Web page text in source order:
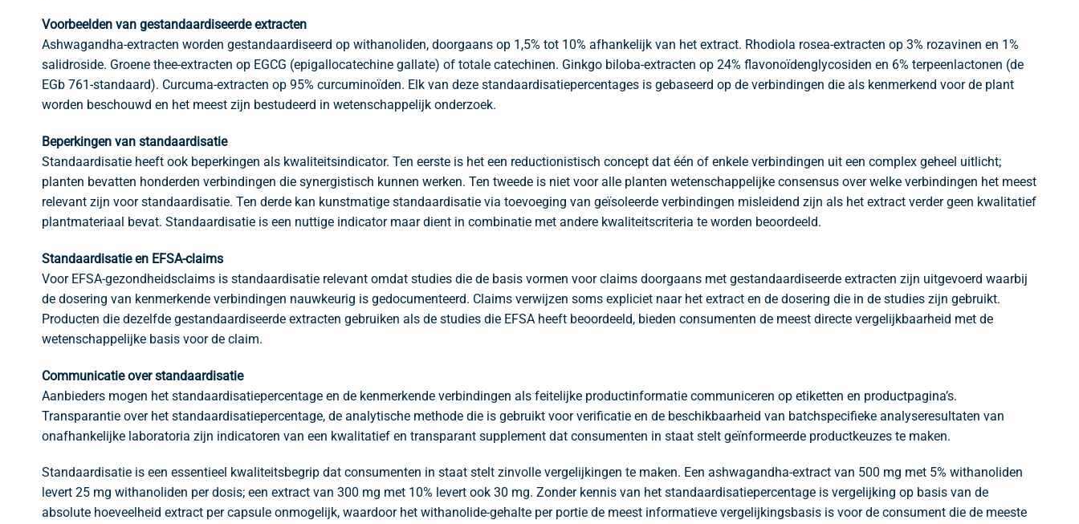
Voorbeelden van gestandaardiseerde extracten
Ashwagandha-extracten worden gestandaardiseerd op withanoliden, doorgaans op 1,5% tot 10% afhankelijk van het extract. Rhodiola rosea-extracten op 3% rozavinen en 1%
salidroside. Groene thee-extracten op EGCG (epigallocatechine gallate) of totale catechinen. Ginkgo biloba-extracten op 24% flavonoïdenglycosiden en 6% terpeenlactonen (de
EGb 761-standaard). Curcuma-extracten op 95% curcuminoïden. Elk van deze standaardisatiepercentages is gebaseerd op de verbindingen die als kenmerkend voor de plant
worden beschouwd en het meest zijn bestudeerd in wetenschappelijk onderzoek.
Beperkingen van standaardisatie
Standaardisatie heeft ook beperkingen als kwaliteitsindicator. Ten eerste is het een reductionistisch concept dat één of enkele verbindingen uit een complex geheel uitlicht;
planten bevatten honderden verbindingen die synergistisch kunnen werken. Ten tweede is niet voor alle planten wetenschappelijke consensus over welke verbindingen het meest
relevant zijn voor standaardisatie. Ten derde kan kunstmatige standaardisatie via toevoeging van geïsoleerde verbindingen misleidend zijn als het extract verder geen kwalitatief
plantmateriaal bevat. Standaardisatie is een nuttige indicator maar dient in combinatie met andere kwaliteitscriteria te worden beoordeeld.
Standaardisatie en EFSA-claims
Voor EFSA-gezondheidsclaims is standaardisatie relevant omdat studies die de basis vormen voor claims doorgaans met gestandaardiseerde extracten zijn uitgevoerd waarbij
de dosering van kenmerkende verbindingen nauwkeurig is gedocumenteerd. Claims verwijzen soms expliciet naar het extract en de dosering die in de studies zijn gebruikt.
Producten die dezelfde gestandaardiseerde extracten gebruiken als de studies die EFSA heeft beoordeeld, bieden consumenten de meest directe vergelijkbaarheid met de
wetenschappelijke basis voor de claim.
Communicatie over standaardisatie
Aanbieders mogen het standaardisatiepercentage en de kenmerkende verbindingen als feitelijke productinformatie communiceren op etiketten en productpagina’s.
Transparantie over het standaardisatiepercentage, de analytische methode die is gebruikt voor verificatie en de beschikbaarheid van batchspecifieke analyseresultaten van
onafhankelijke laboratoria zijn indicatoren van een kwalitatief en transparant supplement dat consumenten in staat stelt geïnformeerde productkeuzes te maken.
Standaardisatie is een essentieel kwaliteitsbegrip dat consumenten in staat stelt zinvolle vergelijkingen te maken. Een ashwagandha-extract van 500 mg met 5% withanoliden
levert 25 mg withanoliden per dosis; een extract van 300 mg met 10% levert ook 30 mg. Zonder kennis van het standaardisatiepercentage is vergelijking op basis van de
absolute hoeveelheid extract per capsule onmogelijk, waardoor het withanolide-gehalte per portie de meest informatieve vergelijkingsbasis is voor de consument die de meeste